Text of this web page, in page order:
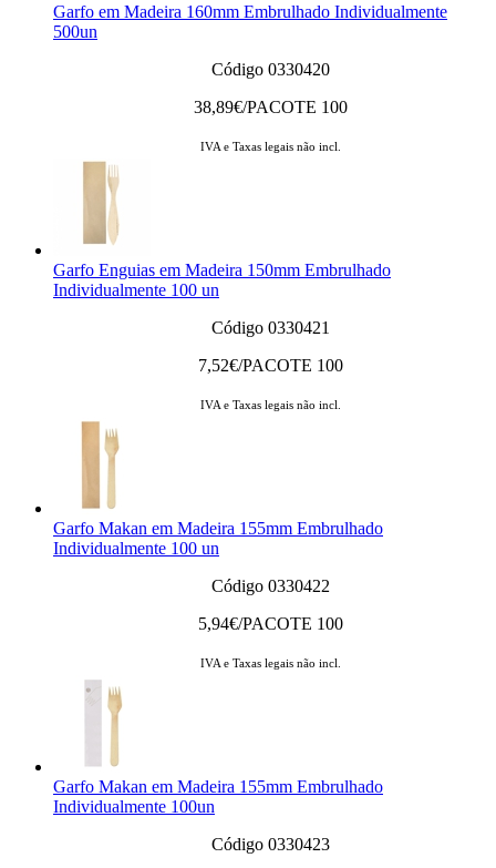
Garfo em Madeira 160mm Embrulhado Individualmente
500un
Código 0330420
38,89€/PACOTE 100
IVA e Taxas legais não incl.
Garfo Enguias em Madeira 150mm Embrulhado
Individualmente 100 un
Código 0330421
7,52€/PACOTE 100
IVA e Taxas legais não incl.
Garfo Makan em Madeira 155mm Embrulhado
Individualmente 100 un
Código 0330422
5,94€/PACOTE 100
IVA e Taxas legais não incl.
Garfo Makan em Madeira 155mm Embrulhado
Individualmente 100un
Código 0330423